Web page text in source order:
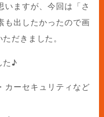
いますが、今回は「さ
も出したかったので画
だきました。
た♪
カーセキュリティなど